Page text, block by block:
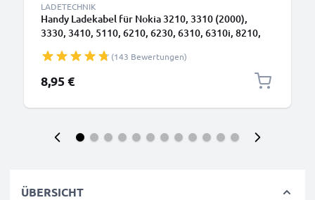
LADETECHNIK
Handy Ladekabel für Nokia 3210, 3310 (2000),
3330, 3410, 5110, 6210, 6230, 6310, 6310i, 8210,
3.5mm Ladegerät 1.4m, Handyladekabel
(143 Bewertungen)
8,95 €
ÜBERSICHT